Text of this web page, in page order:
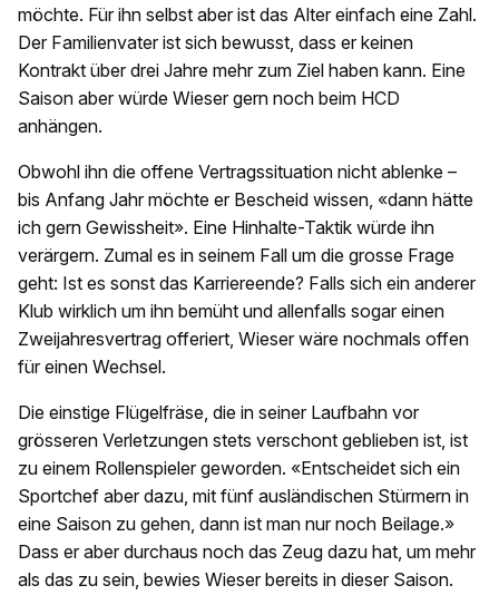
möchte. Für ihn selbst aber ist das Alter einfach eine Zahl.
Der Familienvater ist sich bewusst, dass er keinen
Kontrakt über drei Jahre mehr zum Ziel haben kann. Eine
Saison aber würde Wieser gern noch beim HCD
anhängen.
Obwohl ihn die offene Vertragssituation nicht ablenke –
bis Anfang Jahr möchte er Bescheid wissen, «dann hätte
ich gern Gewissheit». Eine Hinhalte-Taktik würde ihn
verärgern. Zumal es in seinem Fall um die grosse Frage
geht: Ist es sonst das Karriereende? Falls sich ein anderer
Klub wirklich um ihn bemüht und allenfalls sogar einen
Zweijahresvertrag offeriert, Wieser wäre nochmals offen
für einen Wechsel.
Die einstige Flügelfräse, die in seiner Laufbahn vor
grösseren Verletzungen stets verschont geblieben ist, ist
zu einem Rollenspieler geworden. «Entscheidet sich ein
Sportchef aber dazu, mit fünf ausländischen Stürmern in
eine Saison zu gehen, dann ist man nur noch Beilage.»
Dass er aber durchaus noch das Zeug dazu hat, um mehr
als das zu sein, bewies Wieser bereits in dieser Saison.